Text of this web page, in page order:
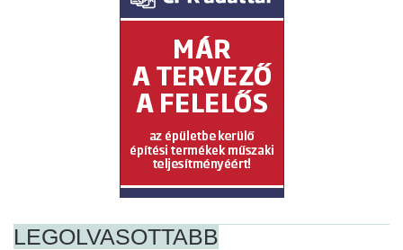
LEGOLVASOTTABB